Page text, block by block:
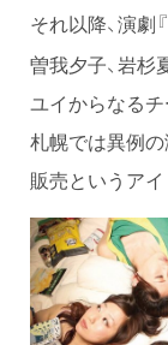
それ以降、演劇『
曽我夕子、岩杉
ユイからなるチ
札幌では異例
販売というアイ